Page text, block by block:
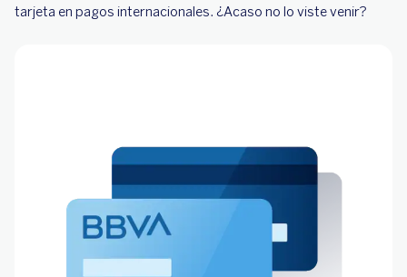
tarjeta en pagos internacionales. ¿Acaso no lo viste venir?